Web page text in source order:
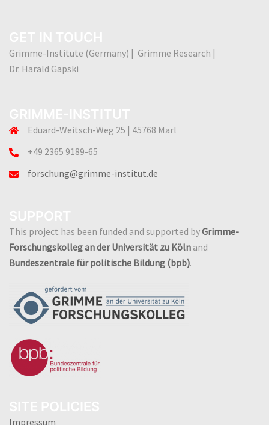
Grimme-Institute (Germany) | Grimme Research |
Dr. Harald Gapski
Eduard-Weitsch-Weg 25 | 45768 Marl
+49 2365 9189-65
forschung@grimme-institut.de
This project has been funded and supported byGrimme-
Forschungskolleg an der Universität zu Köln and
Bundeszentrale für politische Bildung (bpb).
Impressum